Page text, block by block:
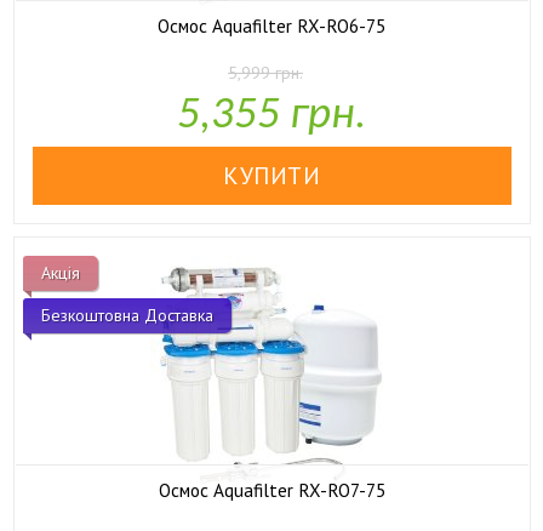
Осмос Aquafilter RX-RO6-75
У наявності
5,999 грн.
5,355 грн.
Акція
Безкоштовна Доставка
Осмос Aquafilter RX-RO7-75